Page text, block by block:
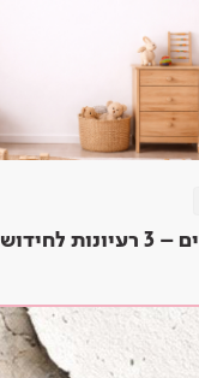
מחדשים לילדים – 3